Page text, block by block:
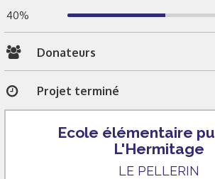
40%
Donateurs
Projet terminé
Ecole élémentaire
L'Hermitage
LE PELLERIN